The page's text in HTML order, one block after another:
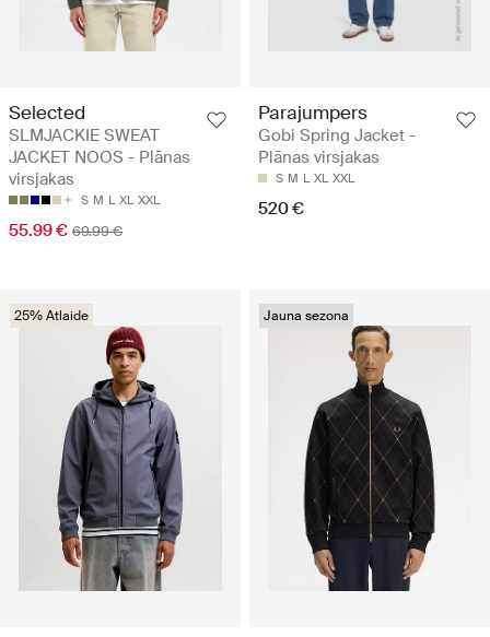
Selected
SLMJACKIE SWEAT
JACKET NOOS - Plānas
virsjakas
S M L XL XXL
55.99 € 69.99 €
Parajumpers
Gobi Spring Jacket -
Plānas virsjakas
S M L XL XXL
520 €
25% Atlaide Jauna sezona